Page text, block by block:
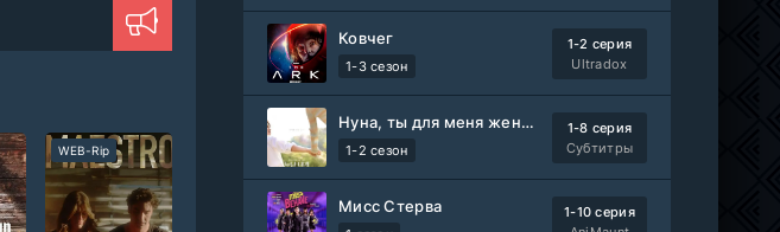
WEB-Rip
Владыка тысячи миров
1 сезон
1-411
серия
Везунчик
Фильм
WEB-
DLRip
Неофициальный, Dragon Money Studio
Ковчег
1-3 сезон
1-2 серия
Ultradox
Нуна, ты для меня женщина 2
1-2 сезон
1-8 серия
Субтитры
Мисс Стерва
1-10 серия